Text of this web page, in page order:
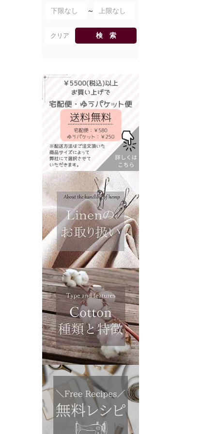
～
クリア 検 索